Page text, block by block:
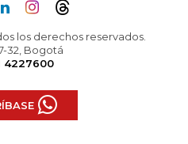
los derechos reservados.
32, Bogotá
4227600